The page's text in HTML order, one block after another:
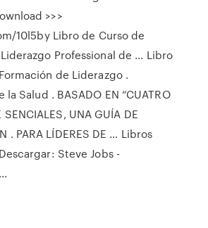
>>>
10l5by Libro de Curso de
Professional de ... Libro
de Liderazgo .
la Salud . BASADO EN “CUATRO
SENCIALES, UNA GUÍA DE
. PARA LÍDERES DE … Libros
Steve Jobs -